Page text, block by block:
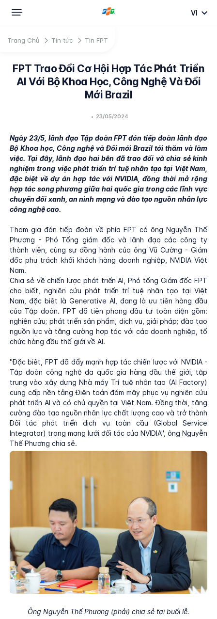
VI
Trang Chủ Tin tức Tin FPT
FPT Trao Đổi Cơ Hội Hợp Tác Phát Triển
AI Với Bộ Khoa Học, Công Nghệ Và Đổi
Mới Brazil
• 23/05/2024
Ngày 23/5, lãnh đạo Tập đoàn FPT đón tiếp đoàn lãnh đạo
Bộ Khoa học, Công nghệ và Đổi mới Brazil tới thăm và làm
việc. Tại đây, lãnh đạo hai bên đã trao đổi và chia sẻ kinh
nghiệm trong việc phát triển trí tuệ nhân tạo tại Việt Nam,
đặc biệt về dự án hợp tác với NVIDIA, đồng thời mở rộng
hợp tác song phương giữa hai quốc gia trong các lĩnh vực
chuyển đổi xanh, an ninh mạng và đào tạo nguồn nhân lực
công nghệ cao.
Tham gia đón tiếp đoàn về phía FPT có ông Nguyễn Thế
Phương - Phó Tổng giám đốc và lãnh đạo các công ty
thành viên, cùng sự đồng hành của ông Vũ Cường - Giám
đốc phụ trách khối khách hàng doanh nghiệp, NVIDIA Việt
Nam.
Chia sẻ về chiến lược phát triển AI, Phó tổng Giám đốc FPT
cho biết, nghiên cứu phát triển trí tuệ nhân tạo tại Việt
Nam, đặc biêt là Generative AI, đang là ưu tiên hàng đầu
của Tập đoàn. FPT đã tiên phong đầu tư toàn diện gồm:
nghiên cứu; phát triển sản phẩm, dịch vụ, giải pháp; đào tạo
nguồn lực và tăng cường hợp tác với các doanh nghiệp, tổ
chức hàng đầu thế giới về AI.
"Đặc biêt, FPT đã đẩy mạnh hợp tác chiến lược với NVIDIA -
Tập đoàn công nghệ đa quốc gia hàng đầu thế giới, tập
trung vào xây dựng Nhà máy Trí tuệ nhân tạo (AI Factory)
cung cấp nền tảng Điện toán đám mây phục vụ nghiên cứu
phát triển AI và có chủ quyền tại Việt Nam. Đồng thời, tăng
cường đào tạo nguồn nhân lực chất lượng cao và trở thành
Đối tác phát triển dịch vụ toàn cầu (Global Service
Integrator) trong mạng lưới đối tác của NVIDIA", ông Nguyễn
Thế Phương chia sẻ.
Ông Nguyễn Thế Phương (phải) chia sẻ tại buổi lễ.